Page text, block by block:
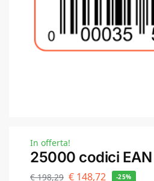
In offerta!
25000 codici
€198,29 € 148,72 -25%